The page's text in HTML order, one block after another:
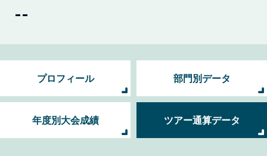
--
プロフィール 部門別データ
年度別大会成績 ツアー通算データ